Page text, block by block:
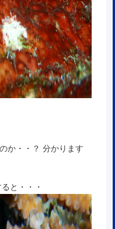
か・・？ 分かります
と・・・